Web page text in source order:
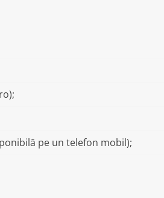
pe un telefon mobil);